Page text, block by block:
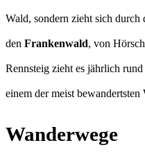
Wald, sondern zieht sich durch
den Frankenwald, von
Rennsteig zieht es jährlich rund
einem der meist bewandertsten
Wanderwege